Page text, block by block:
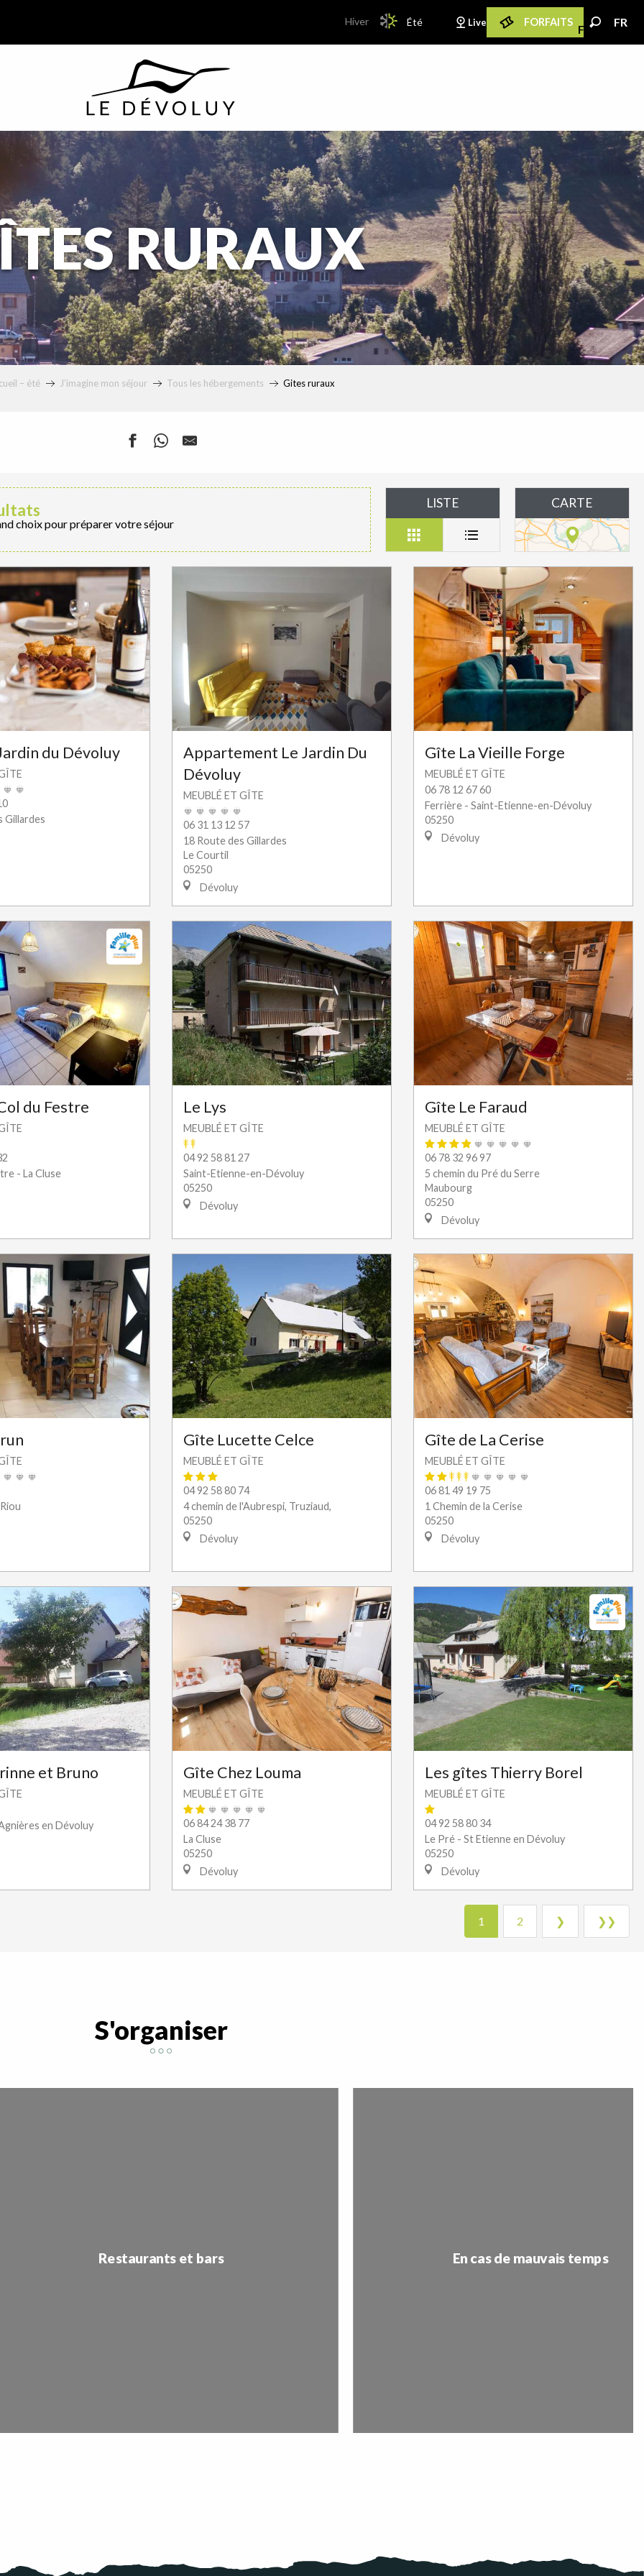
PAGE D’ACCUEIL ACTUELLE ÉTÉ : PASSER EN MODE HIVER
Hiver PAGE D’ACCUEIL ACTUELLE ÉTÉ : PASSER EN
Été
FR
Live FORFAITS FR
RURAUX
– été J’imagine mon séjour Tous les hébergements Gites ruraux
choix pour préparer votre séjour
LISTE CARTE
du Dévoluy
Gillardes
Appartement Le Jardin Du
Dévoluy
MEUBLÉ ET GÎTE
06 31 13 12 57
18 Route des Gillardes
Le Courtil
05250
Dévoluy
Gîte La Vieille Forge
MEUBLÉ ET GÎTE
06 78 12 67 60
Ferrière - Saint-Etienne-en-Dévoluy
05250
Dévoluy
du Festre
- La Cluse
Le Lys
MEUBLÉ ET GÎTE
04 92 58 81 27
Saint-Etienne-en-Dévoluy
05250
Dévoluy
Gîte Le Faraud
MEUBLÉ ET GÎTE
06 78 32 96 97
5 chemin du Pré du Serre
Maubourg
05250
Dévoluy
Gîte Lucette Celce
MEUBLÉ ET GÎTE
04 92 58 80 74
4 chemin de l'Aubrespi, Truziaud,
05250
Dévoluy
Gîte de La Cerise
MEUBLÉ ET GÎTE
06 81 49 19 75
1 Chemin de la Cerise
05250
Dévoluy
et Bruno
en Dévoluy
Gîte Chez Louma
MEUBLÉ ET GÎTE
06 84 24 38 77
La Cluse
05250
Dévoluy
Les gîtes Thierry Borel
MEUBLÉ ET GÎTE
04 92 58 80 34
Le Pré - St Etienne en Dévoluy
05250
Dévoluy
1 2 ❯ ❯❯
S'organiser
Restaurants et bars En cas de mauvais temps